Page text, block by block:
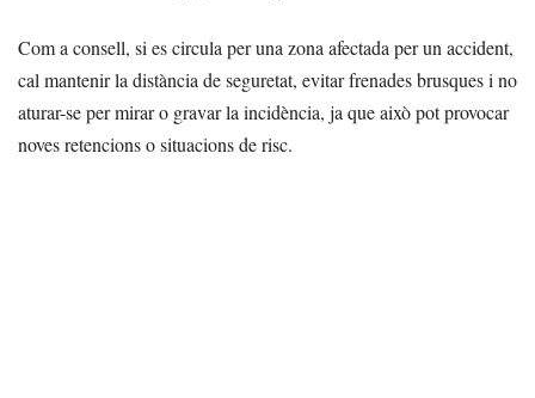
Com a consell, si es circula per una zona afectada per un accident,
cal mantenir la distància de seguretat, evitar frenades brusques i no
aturar-se per mirar o gravar la incidència, ja que això pot provocar
noves retencions o situacions de risc.